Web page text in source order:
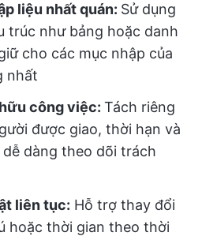
liệu nhất quán: Sử dụng
trúc như bảng hoặc danh
cho các mục nhập của
nhất
công việc: Tách riêng
được giao, thời hạn và
dàng theo dõi trách
liên tục: Hỗ trợ thay đổi
hoặc thời gian theo thời